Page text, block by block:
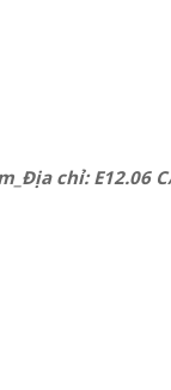
chỉ: E12.06